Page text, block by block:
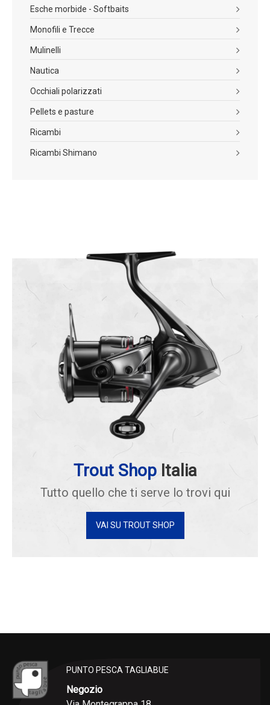
Esche morbide - Softbaits
Monofili e Trecce
Mulinelli
Nautica
Occhiali polarizzati
Pellets e pasture
Ricambi
Ricambi Shimano
Trout ShopItalia
Tutto quello che ti serve lo trovi qui
VAI SU TROUT SHOP
PUNTO PESCA TAGLIABUE
Negozio